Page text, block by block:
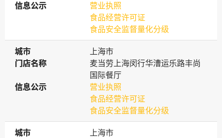
信息公示
信息公示
营业执照
食品经营许可证
食品安全监督量化分级
城市
城市
上海市
门店名称
门店名称
麦当劳上海闵行华漕运乐路丰尚
国际餐厅
信息公示
信息公示
营业执照
食品经营许可证
食品安全监督量化分级
城市
城市
上海市